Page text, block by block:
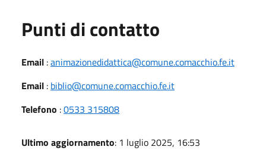
Punti di contatto
Email :animazionedidattica@comune.comacchio.fe.it
Email : biblio@comune.comacchio.fe.it
Telefono :0533 315808
Ultimo aggiornamento: 1 luglio 2025, 16:53